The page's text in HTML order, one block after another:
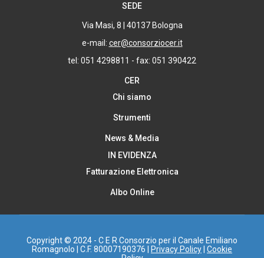
SEDE
Via Masi, 8 | 40137 Bologna
e-mail: cer@consorziocer.it
tel: 051 4298811 - fax: 051 390422
CER
Chi siamo
Strumenti
News & Media
IN EVIDENZA
Fatturazione Elettronica
Albo Online
Copyright © 2024 - C E R Consorzio per il Canale Emiliano
Romagnolo | C.F. 80007190376 |
Privacy Policy Cookie